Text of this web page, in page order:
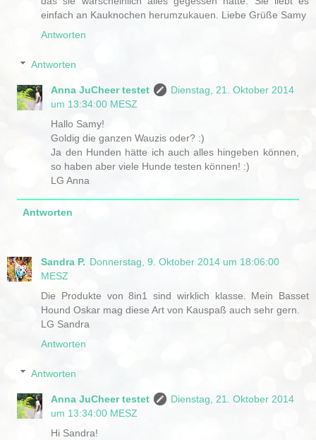
einfach an Kauknochen herumzukauen. Liebe Grüße Samy
Antworten
Antworten
Anna JuCheer testet
Dienstag, 21. Oktober 2014
um 13:34:00 MESZ
Hallo Samy!
Goldig die ganzen Wauzis oder? :)
Ja den Hunden hätte ich auch alles hingeben können,
so haben aber viele Hunde testen können! :)
LG Anna
Antworten
Sandra P. Donnerstag, 9. Oktober 2014 um 18:06:00
MESZ
Die Produkte von 8in1 sind wirklich klasse. Mein Basset
Hound Oskar mag diese Art von Kauspaß auch sehr gern.
LG Sandra
Antworten
Antworten
Anna JuCheer testet
Dienstag, 21. Oktober 2014
um 13:34:00 MESZ
Hi Sandra!